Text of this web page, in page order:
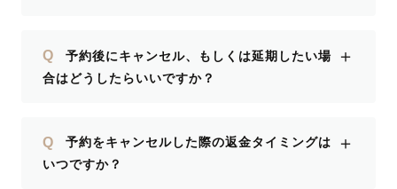
Q
予約後にキャンセル、もしくは延期したい場
合はどうしたらいいですか？
＋
Q
予約をキャンセルした際の返金タイミングは
いつですか？
＋